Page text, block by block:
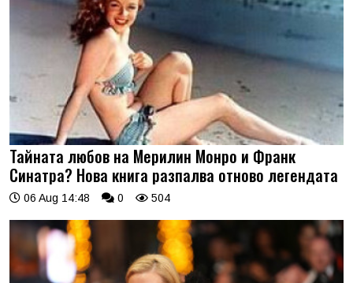
Тайната любов на Мерилин Монро и Франк
Синатра? Нова книга разпалва отново легендата
06 Aug 14:48 0 504